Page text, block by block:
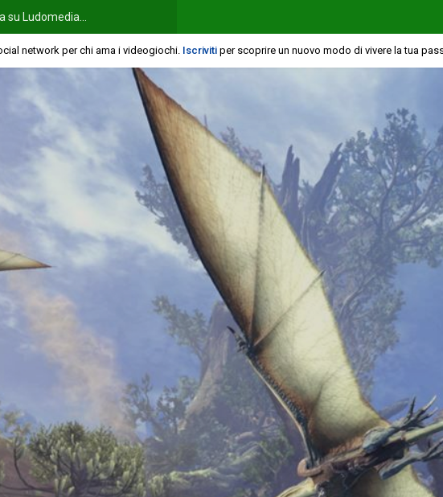
network per chi ama i videogiochi. Iscriviti per scoprire un nuovo modo di vivere la tua